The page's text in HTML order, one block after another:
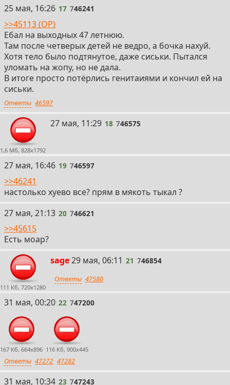
17
25 мая, 16:26 17 746241
>>45113 (OP)
Ебал на выходных 47 летнюю.
Там после четверых детей не ведро, а бочка нахуй.
Хотя тело было подтянутое, даже сиськи. Пытался
уломать на жопу, но не дала.
В итоге просто потёрлись генитаиями и кончил ей на
сиськи.
Ответы 46597
1,6 Мб, 828x1792
18
27 мая, 11:29 18 746575
19
27 мая, 16:46 19 746597
>>46241
настолько хуево все? прям в мякоть тыкал ?
20
27 мая, 21:13 20 746621
>>45615
Есть моар?
111 Кб, 720x1280
sage 21
29 мая, 06:11 21 746854
Ответы 47580
22
31 мая, 00:20 22 747200
167 Кб, 664x896 116 Кб, 900x445
Ответы 47272 47282
23
31 мая, 10:34 23 747243